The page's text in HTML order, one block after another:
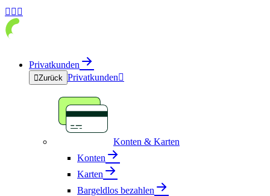
  
Privatkunden
Zurück Privatkunden
Konten & Karten
Konten
Karten
Bargeldlos bezahlen